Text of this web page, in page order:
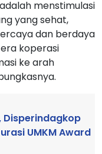
menstimulasi
yang sehat,
dan berdaya
koperasi
ke arah
Disperindagkop
UMKM Award